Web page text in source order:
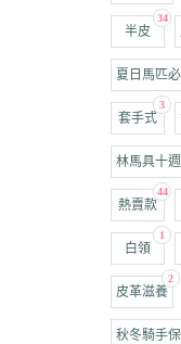
34
半皮
夏日馬匹
3
套手式
林馬具十
44
熱賣款
1
白領
2
皮革滋養
秋冬騎手